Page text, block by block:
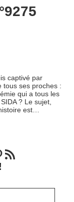
captivé par
tous ses proches :
qui a tous les
? Le sujet,
est…
Flux RSS